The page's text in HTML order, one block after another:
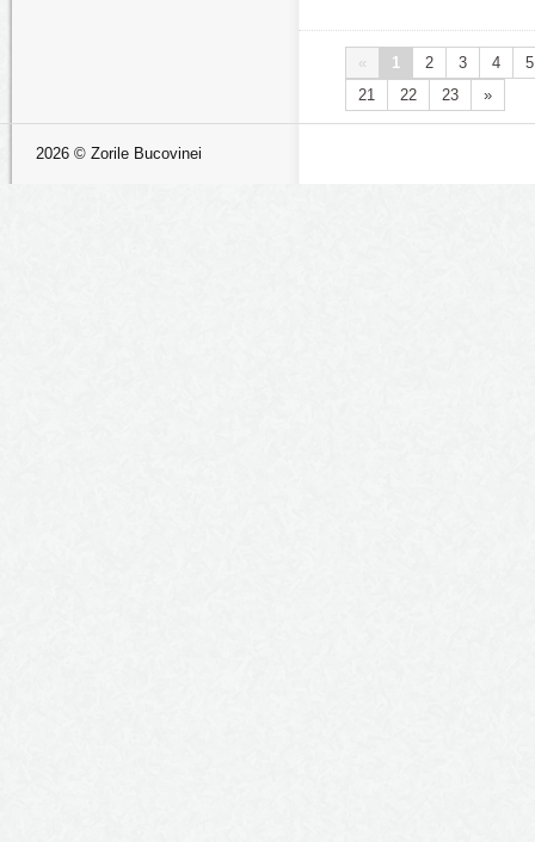
« 1 2 3 4
5
21
22 23 »
2026 © Zorile Bucovinei